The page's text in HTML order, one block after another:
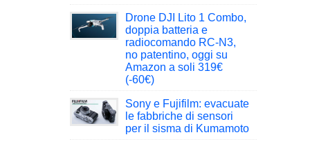
Drone DJI Lito 1 Combo,
doppia batteria e
radiocomando RC-N3,
no patentino, oggi su
Amazon a soli 319€
(-60€)
Sony e Fujifilm: evacuate
le fabbriche di sensori
per il sisma di Kumamoto